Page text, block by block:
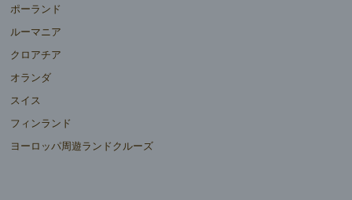
ポーランド
ルーマニア
クロアチア
オランダ
スイス
フィンランド
ヨーロッパ周遊ランドクルーズ